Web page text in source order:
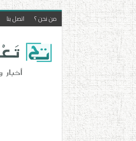
من نحن ؟ اتصل بنا